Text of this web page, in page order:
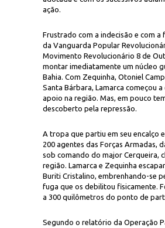
ação.
Frustrado com a indecisão e com a
da Vanguarda Popular
Movimento Revolucionário 8 de
montar imediatamente um núcleo
Bahia. Com Zequinha, Otoniel
Santa Bárbara, Lamarca começou
apoio na região. Mas, em pouco
descoberto pela repressão.
A tropa que partiu em seu encalço
200 agentes das Forças Armadas,
sob comando do major Cerqueira,
região. Lamarca e Zequinha
Buriti Cristalino, embrenhando-se
fuga que os debilitou fisicamente.
a 300 quilômetros do ponto de
Segundo o relatório da Operação